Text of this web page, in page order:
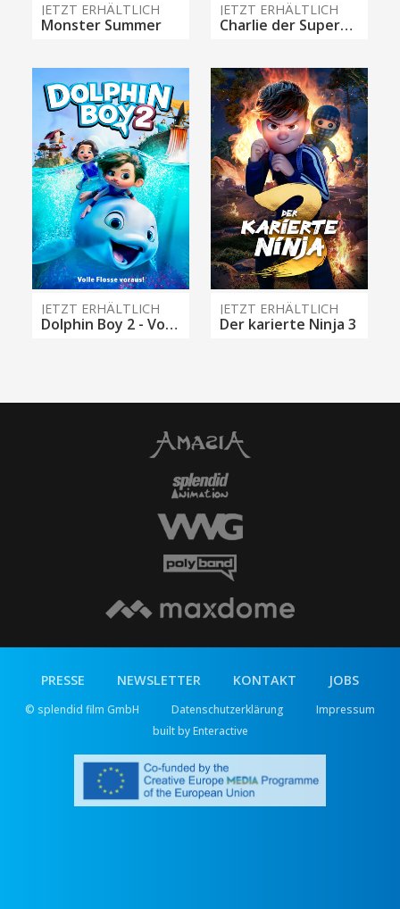
JETZT ERHÄLTLICH
Monster Summer
JETZT ERHÄLTLICH
Charlie der Superhund
JETZT ERHÄLTLICH
Dolphin Boy 2 - Volle Flosse voraus!
JETZT ERHÄLTLICH
Der karierte Ninja 3
PRESSE NEWSLETTER KONTAKT JOBS
© splendid film GmbH Datenschutzerklärung
Impressum
built by Enteractive